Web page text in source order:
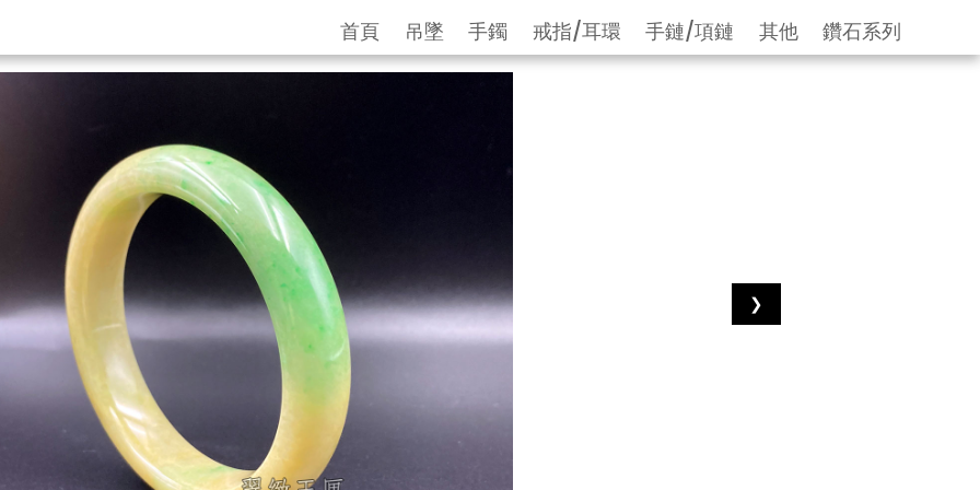
首頁 吊墜 手鐲 戒指/耳環 手鏈/項鏈 其他 鑽石系列
❯